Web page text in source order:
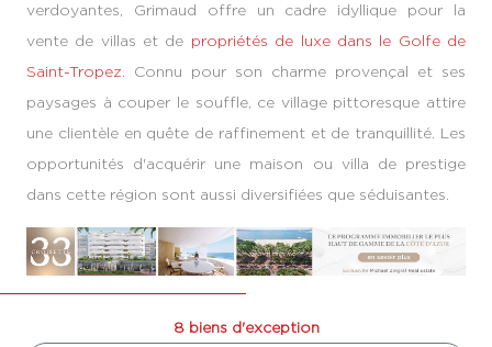
verdoyantes, Grimaud offre un cadre idyllique pour la
vente de villas et de propriétés de luxe dans le Golfe de
Saint-Tropez . Connu pour son charme provençal et ses
paysages à couper le souffle, ce village pittoresque attire
une clientèle en quête de raffinement et de tranquillité. Les
opportunités d'acquérir une maison ou villa de prestige
dans cette région sont aussi diversifiées que séduisantes.
8 biens d'exception